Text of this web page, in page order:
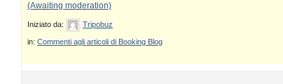
(Awaiting moderation)
Iniziato da: Tripobuz
in: Commenti agli articoli di Booking Blog